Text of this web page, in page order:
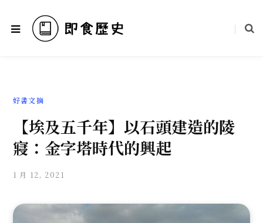
好書文摘
【埃及五千年】以石頭建造的陵
寢：金字塔時代的興起
1 月 12, 2021